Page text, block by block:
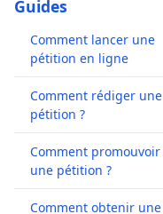
Guides
Comment lancer une
pétition en ligne
Comment rédiger une
pétition ?
Comment promouvoir
une pétition ?
Comment obtenir une